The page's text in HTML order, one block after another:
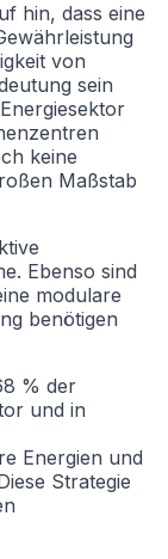
hin, dass eine
von
sein
keine
Maßstab
Ebenso sind
modulare
benötigen
% der
und in
Energien und
Strategie